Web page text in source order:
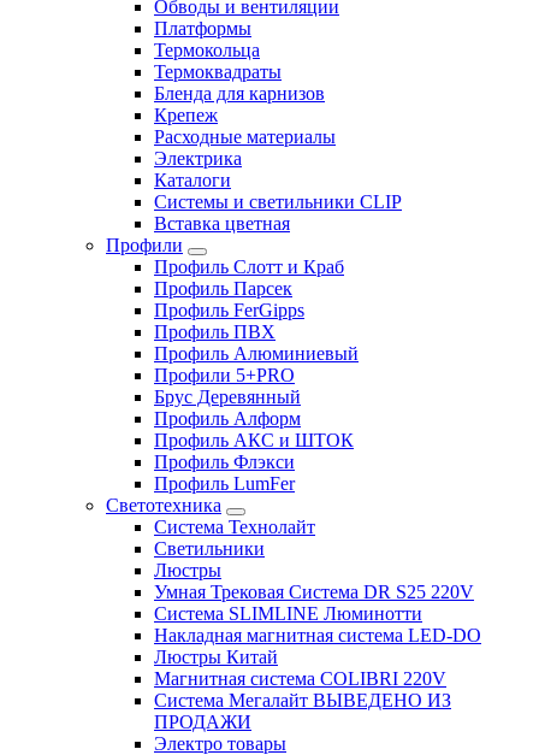
Обводы и вентиляции
Платформы
Термокольца
Термоквадраты
Бленда для карнизов
Крепеж
Расходные материалы
Электрика
Каталоги
Системы и светильники CLIP
Вставка цветная
Профили
Профиль Слотт и Краб
Профиль Парсек
Профиль FerGipps
Профиль ПВХ
Профиль Алюминиевый
Профили 5+PRO
Брус Деревянный
Профиль Алформ
Профиль АКС и ШТОК
Профиль Флэкси
Профиль LumFer
Светотехника
Система Технолайт
Светильники
Люстры
Умная Трековая Система DR S25 220V
Система SLIMLINE Люминотти
Накладная магнитная система LED-DO
Люстры Китай
Магнитная система COLIBRI 220V
Система Мегалайт ВЫВЕДЕНО ИЗ
ПРОДАЖИ
Электро товары